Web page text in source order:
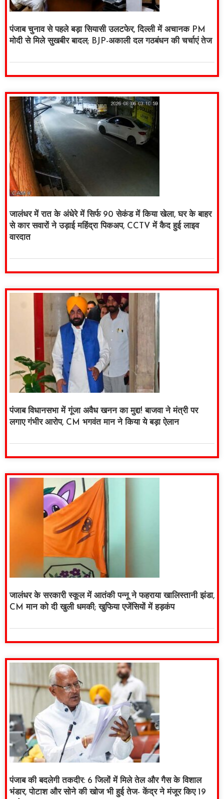
पंजाब चुनाव से पहले बड़ा सियासी उलटफेर, दिल्ली में अचानक PM
मोदी से मिले सुखबीर बादल; BJP-अकाली दल गठबंधन की चर्चाएं तेज
जालंधर में रात के अंधेरे में सिर्फ 90 सेकंड में किया खेला, घर के बाहर
से कार सवारों ने उड़ाई महिंद्रा पिकअप, CCTV में कैद हुई लाइव
वारदात
पंजाब विधानसभा में गूंजा अवैध खनन का मुद्दा! बाजवा ने मंत्री पर
लगाए गंभीर आरोप, CM भगवंत मान ने किया ये बड़ा ऐलान
जालंधर के सरकारी स्कूल में आतंकी पन्नू ने फहराया खालिस्तानी झंडा,
CM मान को दी खुली धमकी; खुफिया एजेंसियों में हड़कंप
पंजाब की बदलेगी तकदीर: 6 जिलों में मिले तेल और गैस के विशाल
भंडार, पोटाश और सोने की खोज भी हुई तेज- केंद्र ने मंजूर किए 19